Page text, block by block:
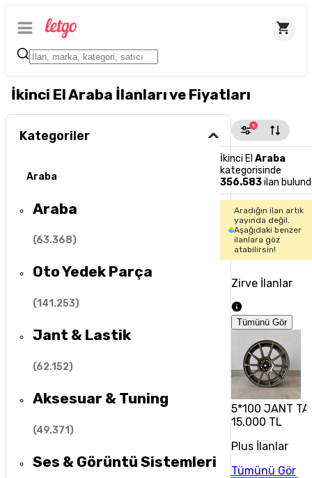
İkinci El Araba İlanları ve Fiyatları
Kategoriler
Araba
Araba
(63.368)
Oto Yedek Parça
(141.253)
Jant & Lastik
(62.152)
Aksesuar & Tuning
(49.371)
Ses & Görüntü Sistemleri
1
İkinci El Araba
kategorisinde
356.583ilan
Aradığın ilan artık
yayında değil.
Aşağıdaki benzer
ilanlara göz
atabilirsin!
Zirve İlanlar
Tümünü Gör
5*100 JANT
15.000 TL
Plus İlanlar
Tümünü Gör